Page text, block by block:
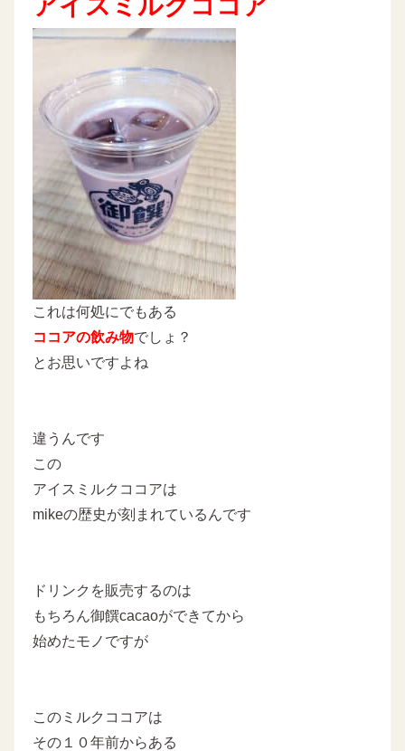
アイスミルクココア
これは何処にでもある
ココアの飲み物でしょ？
とお思いですよね
違うんです
この
アイスミルクココアは
mikeの歴史が刻まれているんです
ドリンクを販売するのは
もちろん御饌cacaoができてから
始めたモノですが
このミルクココアは
その１０年前からある